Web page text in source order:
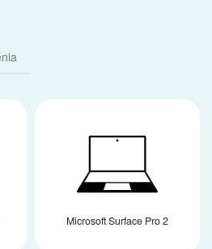
Microsoft Surface Pro 2